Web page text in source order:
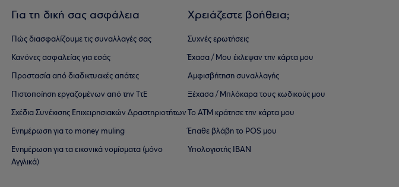
Για τη δική σας ασφάλεια
Πώς διασφαλίζουμε τις συναλλαγές σας
Κανόνες ασφαλείας για εσάς
Προστασία από διαδικτυακές απάτες
Πιστοποίηση εργαζομένων από την ΤτΕ
Σχέδια Συνέχισης Επιχειρησιακών ∆ραστηριοτήτων
Ενημέρωση για το money muling
Ενημέρωση για τα εικονικά νομίσματα (μόνο
Αγγλικά)
Χρειάζεστε βοήθεια;
Συχνές ερωτήσεις
Έχασα / Μου έκλεψαν την κάρτα μου
Αμφισβήτηση συναλλαγής
Ξέχασα / Μπλόκαρα τους κωδικούς μου
Το ΑΤΜ κράτησε την κάρτα μου
Έπαθε βλάβη το POS μου
Υπολογιστής IBAN